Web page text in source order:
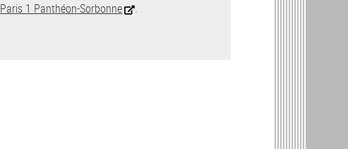
Paris 1 Panthéon-Sorbonne .